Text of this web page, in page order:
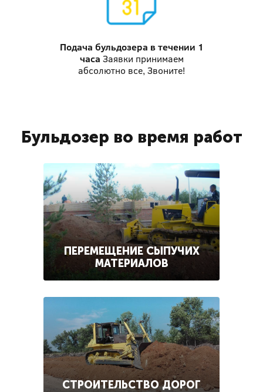
Подача бульдозера в течении 1
часа Заявки принимаем
абсолютно все, Звоните!
Бульдозер во время работ
ПЕРЕМЕЩЕНИЕ СЫПУЧИХ
МАТЕРИАЛОВ
СТРОИТЕЛЬСТВО ДОРОГ